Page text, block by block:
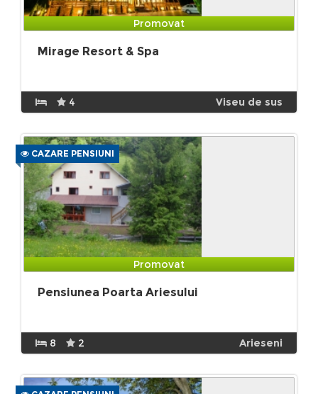
Promovat
Mirage Resort & Spa
4 Viseu de sus
CAZARE PENSIUNI
Promovat
Pensiunea Poarta Ariesului
8 2 Arieseni